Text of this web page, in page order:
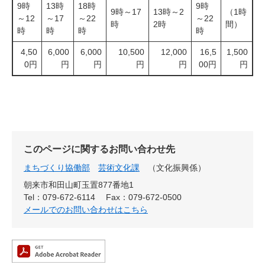
9時
～12
時
13時
～17
時
18時
～22
時
9時～17
時
13時～2
2時
9時
～22
時
（1時
間）
4,50
0円
6,000
円
6,000
円
10,500
円
12,000
円
16,5
00円
1,500
円
このページに関するお問い合わせ先
まちづくり協働部 芸術文化課
文化振興係
朝来市和田山町玉置877番地1
Tel：079-672-6114
Fax：079-672-0500
メールでのお問い合わせはこちら